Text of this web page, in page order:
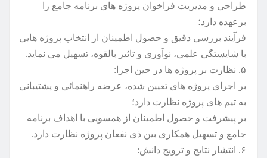
طراحی و مدیریت فراخوان پروژه های برنامه جامع را
برعهده دارد؛
فرآیند بررسی دقیق و حصول اطمینان از انتخاب پروژه هایی
با شایستگی علمی، نوآوری و تاثیر بالقوه، تسهیل می نماید.
۵. نظارت بر پروژه ها در حین اجرا:
بر اجرای پروژه های تعیین شده، عرضه راهنمائی و پشتیبانی
به تیم های پروژه نظارت دارد؛
بر پیشرفت و حصول اطمینان از همسویی با اهداف برنامه
جامع و تسهیل همکاری بین ذی نفعان پروژه نظارت دارد.
۶. انتشار نتایج و ترویج دانش: